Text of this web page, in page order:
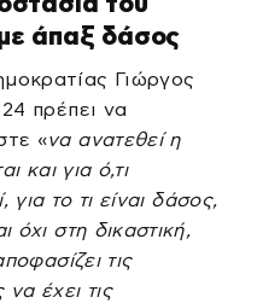
άπαξ δάσος
Γιώργος
πρέπει να
«να ανατεθεί η
και για ό,τι
για το τι είναι δάσος,
όχι στη δικαστική,
τις
έχει τις